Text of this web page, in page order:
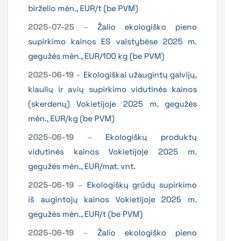
birželio mėn., EUR/t (be PVM)
2025-07-25 – Žalio ekologiško pieno
supirkimo kainos ES valstybėse 2025 m.
gegužės mėn., EUR/100 kg (be PVM)
2025-06-19 – Ekologiškai užaugintų galvijų,
kiaulių ir avių supirkimo vidutinės kainos
(skerdenų) Vokietijoje 2025 m. gegužės
mėn., EUR/kg (be PVM)
2025-06-19 – Ekologiškų produktų
vidutinės kainos Vokietijoje 2025 m.
gegužės mėn., EUR/mat. vnt.
2025-06-19 – Ekologiškų grūdų supirkimo
iš augintojų kainos Vokietijoje 2025 m.
gegužės mėn., EUR/t (be PVM)
2025-06-19 – Žalio ekologiško pieno